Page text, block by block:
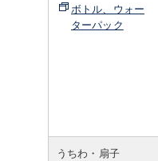
ボトル、ウォー
ターパック
うちわ・扇子